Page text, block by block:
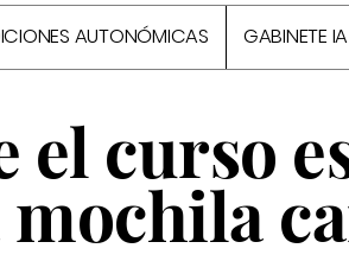
AUTONÓMICAS GABINETE IA
el curso